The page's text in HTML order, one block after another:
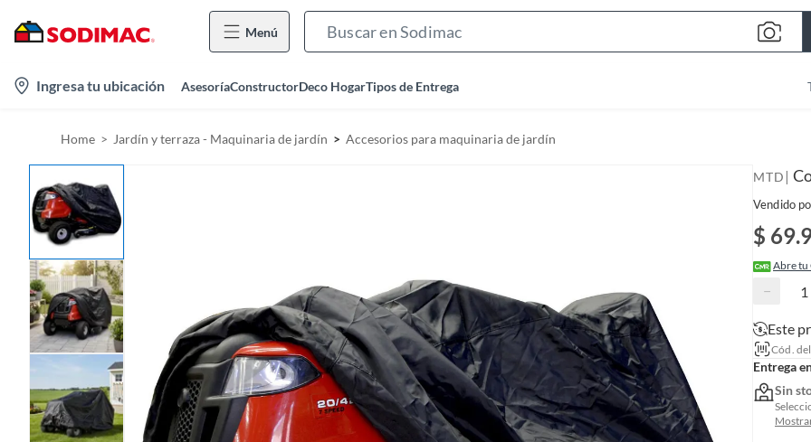
Menú
Ingresa tu ubicación AsesoríaConstructorDeco HogarTipos de Entrega
Home Jardín y terraza - Maquinaria de jardín Accesorios para maquinaria de jardín
MTD |
Vendido
$
Abre tu
−
Este
Cód.
Entrega
Sin